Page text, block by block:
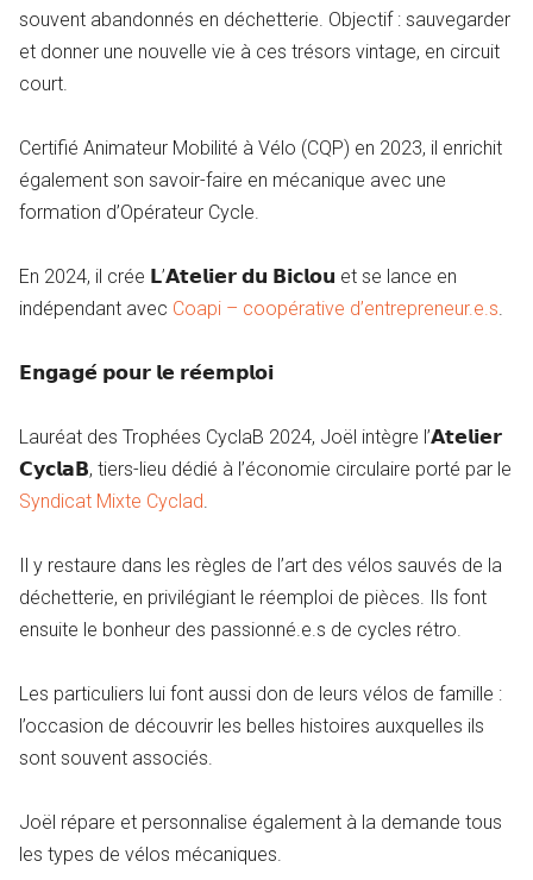
souvent abandonnés en déchetterie. Objectif : sauvegarder
et donner une nouvelle vie à ces trésors vintage, en circuit
court.
Certifié Animateur Mobilité à Vélo (CQP) en 2023, il enrichit
également son savoir-faire en mécanique avec une
formation d’Opérateur Cycle.
En 2024, il crée 𝗟’𝗔𝘁𝗲𝗹𝗶𝗲𝗿 𝗱𝘂 𝗕𝗶𝗰𝗹𝗼𝘂 et se lance en
indépendant avec Coapi – coopérative d’entrepreneur.e.s.
𝗘𝗻𝗴𝗮𝗴𝗲́ 𝗽𝗼𝘂𝗿 𝗹𝗲 𝗿𝗲́𝗲𝗺𝗽𝗹𝗼𝗶
Lauréat des Trophées CyclaB 2024, Joël intègre l’𝗔𝘁𝗲𝗹𝗶𝗲𝗿
𝗖𝘆𝗰𝗹𝗮𝗕, tiers-lieu dédié à l’économie circulaire porté par le
Syndicat Mixte Cyclad.
Il y restaure dans les règles de l’art des vélos sauvés de la
déchetterie, en privilégiant le réemploi de pièces. Ils font
ensuite le bonheur des passionné.e.s de cycles rétro.
Les particuliers lui font aussi don de leurs vélos de famille :
l’occasion de découvrir les belles histoires auxquelles ils
sont souvent associés.
Joël répare et personnalise également à la demande tous
les types de vélos mécaniques.